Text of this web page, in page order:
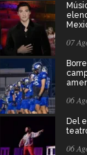
07
06
Del
06